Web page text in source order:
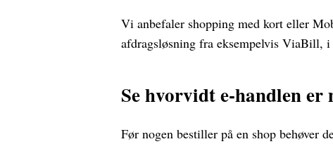
Vi anbefaler shopping med kort eller
afdragsløsning fra eksempelvis ViaBill,
Se hvorvidt e-handlen
Før nogen bestiller på en shop behøver